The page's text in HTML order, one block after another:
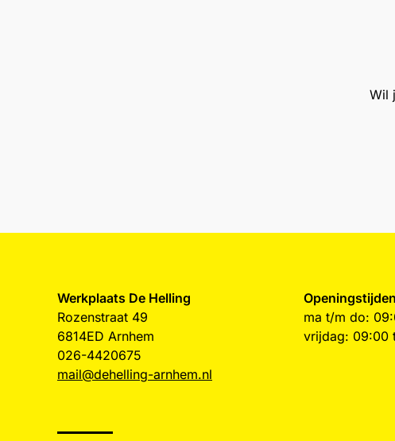
Wil
Werkplaats De Helling
Rozenstraat 49
6814ED Arnhem
026-4420675
mail@dehelling-arnhem.nl
Openingstijden
ma t/m do:
vrijdag: 09:00